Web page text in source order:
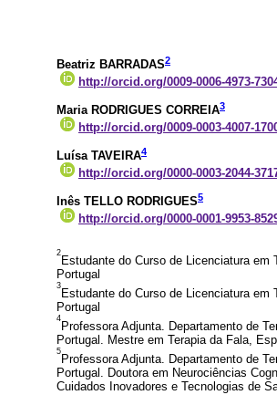
Beatriz BARRADAS2
http://orcid.org/0009-0006-4973-
Maria RODRIGUES CORREIA3
http://orcid.org/0009-0003-4007-
Luísa TAVEIRA4
http://orcid.org/0000-0003-2044-
Inês TELLO RODRIGUES5
http://orcid.org/0000-0001-9953-
2
Estudante do Curso de Licenciatura
Portugal
3
Estudante do Curso de Licenciatura
Portugal
4
Professora Adjunta. Departamento de
Portugal. Mestre em Terapia da Fala,
5
Professora Adjunta. Departamento de
Portugal. Doutora em Neurociências
Cuidados Inovadores e Tecnologias de